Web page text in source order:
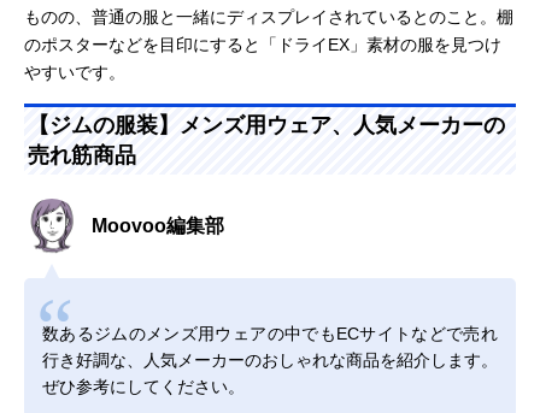
ものの、普通の服と一緒にディスプレイされているとのこと。棚
のポスターなどを目印にすると「ドライEX」素材の服を見つけ
やすいです。
【ジムの服装】メンズ用ウェア、人気メーカーの
売れ筋商品
Moovoo編集部
数あるジムのメンズ用ウェアの中でもECサイトなどで売れ
行き好調な、人気メーカーのおしゃれな商品を紹介します。
ぜひ参考にしてください。